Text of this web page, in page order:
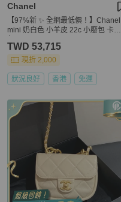
Chanel
【97%新 ✨ 全網最低價！】Chanel
mini 奶白色 小羊皮 22c 小廢包 卡片
TWD 53,715
現折 2,000
狀況良好 香港 免運